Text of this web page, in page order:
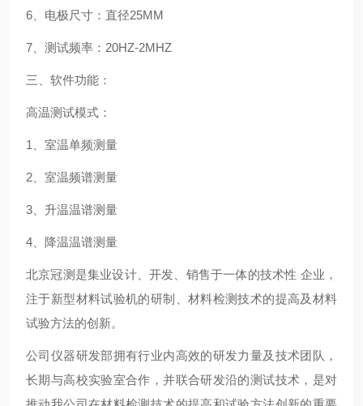
6、电极尺寸：直径25MM
7、测试频率：20HZ-2MHZ
三、软件功能：
高温测试模式：
1、室温单频测量
2、室温频谱测量
3、升温温谱测量
4、降温温谱测量
北京冠测是集业设计、开发、销售于一体的技术性 企业，
注于新型材料试验机的研制、材料检测技术的提高及材料
试验方法的创新。
公司仪器研发部拥有行业内高效的研发力量及技术团队，
长期与高校实验室合作，并联合研发沿的测试技术，是对